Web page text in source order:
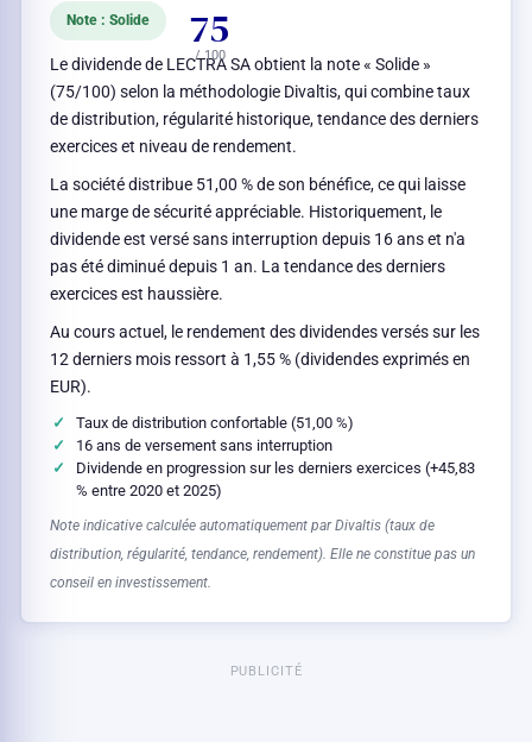
75
/ 100
Note : Solide
Le dividende de LECTRA SA obtient la note « Solide »
(75/100) selon la méthodologie Divaltis, qui combine taux
de distribution, régularité historique, tendance des derniers
exercices et niveau de rendement.
La société distribue 51,00 % de son bénéfice, ce qui laisse
une marge de sécurité appréciable. Historiquement, le
dividende est versé sans interruption depuis 16 ans et n'a
pas été diminué depuis 1 an. La tendance des derniers
exercices est haussière.
Au cours actuel, le rendement des dividendes versés sur les
12 derniers mois ressort à 1,55 % (dividendes exprimés en
EUR).
Taux de distribution confortable (51,00 %)
16 ans de versement sans interruption
Dividende en progression sur les derniers exercices (+45,83
% entre 2020 et 2025)
Note indicative calculée automatiquement par Divaltis (taux de
distribution, régularité, tendance, rendement). Elle ne constitue pas un
conseil en investissement.
PUBLICITÉ